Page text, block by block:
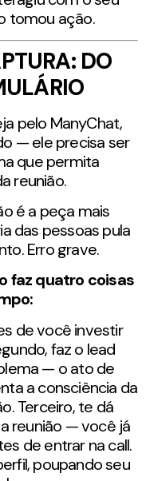
tomou ação.
DO
pelo ManyChat,
— ele precisa ser
que permita
reunião.
é a peça mais
das pessoas pula
Erro grave.
faz quatro coisas
de você investir
faz o lead
— o ato de
a consciência da
Terceiro, te dá
reunião — você já
de entrar na call.
poupando seu